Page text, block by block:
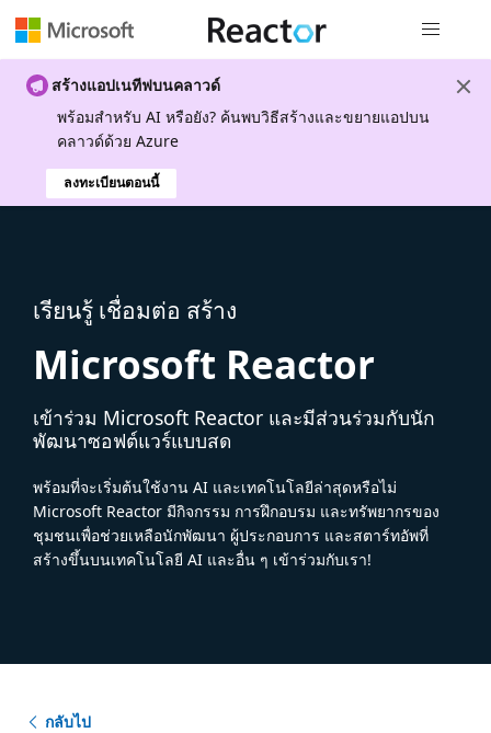
สร้างแอปเนทีฟบนคลาวด์
พร้อมสําหรับ AI หรือยัง? ค้นพบวิธีสร้างและขยายแอปบน
คลาวด์ด้วย Azure
ลงทะเบียนตอนนี้
เรียนรู้ เชื่อมต่อ สร้าง
Microsoft Reactor
เข้าร่วม Microsoft Reactor และมีส่วนร่วมกับนัก
พัฒนาซอฟต์แวร์แบบสด
พร้อมที่จะเริ่มต้นใช้งาน AI และเทคโนโลยีล่าสุดหรือไม่
Microsoft Reactor มีกิจกรรม การฝึกอบรม และทรัพยากรของ
ชุมชนเพื่อช่วยเหลือนักพัฒนา ผู้ประกอบการ และสตาร์ทอัพที่
สร้างขึ้นบนเทคโนโลยี AI และอื่น ๆ เข้าร่วมกับเรา!
กลับไป